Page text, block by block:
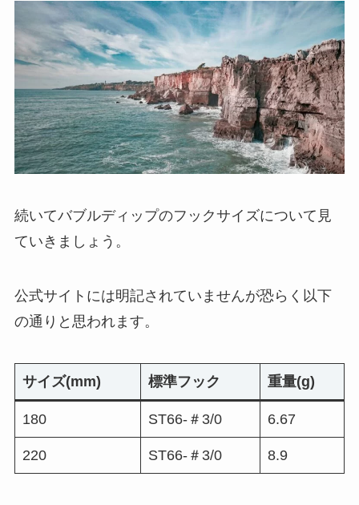
続いてバブルディップのフックサイズについて見
ていきましょう。
公式サイトには明記されていませんが恐らく以下
の通りと思われます。
サイズ(mm) 標準フック 重量(g)
180 ST66-＃3/0 6.67
220 ST66-＃3/0 8.9